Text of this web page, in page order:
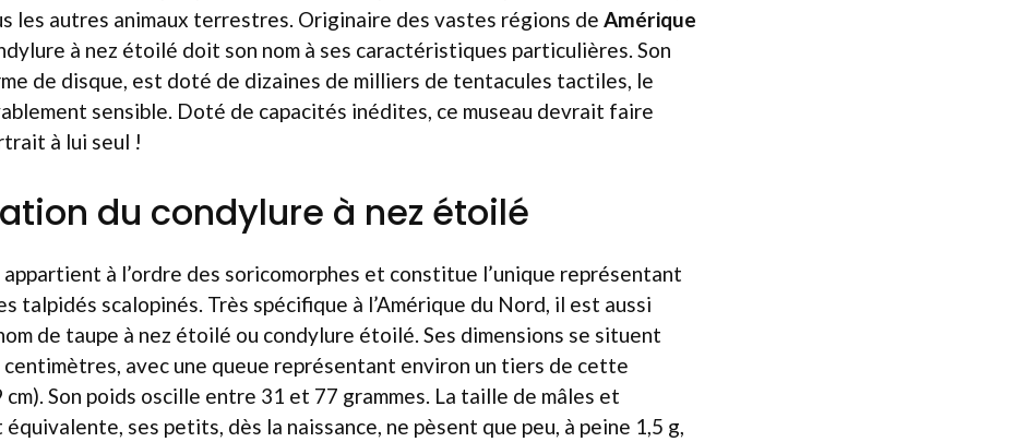
les autres animaux terrestres. Originaire des vastes régions de Amérique
à nez étoilé doit son nom à ses caractéristiques particulières. Son
de disque, est doté de dizaines de milliers de tentacules tactiles, le
sensible. Doté de capacités inédites, ce museau devrait faire
à lui seul !
du condylure à nez étoilé
appartient à l’ordre des soricomorphes et constitue l’unique représentant
talpidés scalopinés. Très spécifique à l’Amérique du Nord, il est aussi
de taupe à nez étoilé ou condylure étoilé. Ses dimensions se situent
avec une queue représentant environ un tiers de cette
cm). Son poids oscille entre 31 et 77 grammes. La taille de mâles et
ses petits, dès la naissance, ne pèsent que peu, à peine 1,5 g,